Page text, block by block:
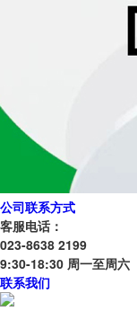
公司联系方式
客服电话：
023-8638 2199
9:30-18:30 周一至周六
联系我们